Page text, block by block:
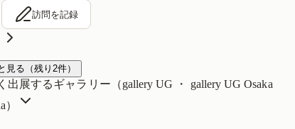
訪問を記録
見る （残り 2件）
出展するギャラリー（gallery UG ・ gallery UG Osaka
）